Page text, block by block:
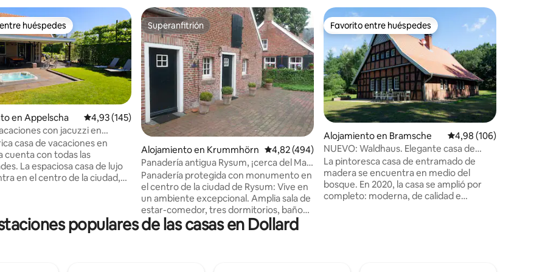
de 5. 241 evaluaciones
huéspedes
huéspedes
en Appelscha Calificación promedio: 4,93 de 5. 145 evaluaciones
4,93 (145)
con jacuzzi en
casa de vacaciones en
cuenta con todas las
La espaciosa casa de lujo
en el centro de la ciudad,
calefacción por suelo radiante,
aire acondicionado. La
Superanfitrión
Superanfitrión
Alojamiento en Krummhörn Calificación promedio: 4,82 de 5. 494 evaluaciones
4,82 (494)
Panadería antigua Rysum, ¡cerca del Mar
del Norte! ¡Monumento al edificio!
Panadería protegida con monumento en
el centro de la ciudad de Rysum: Vive en
un ambiente excepcional. Amplia sala de
estar-comedor, tres dormitorios, baño
con bañera en la esquina, un baño con
ducha. Sala de estar inundada de luz con
Favorito entre huéspedes
Favorito entre huéspedes
Alojamiento en Bramsche Calificación promedio:
4,98 (106)
NUEVO: Waldhaus. Elegante casa de
entramado de madera + sauna de barril
La pintoresca casa de entramado de
madera se encuentra en medio del
bosque. En 2020, la casa se amplió por
completo: moderna, de calidad e
populares de las casas en Dollard